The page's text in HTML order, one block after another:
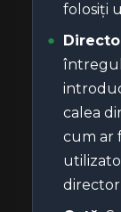
folosiți
calea
cum ar